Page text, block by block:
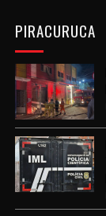
PIRACURUCA